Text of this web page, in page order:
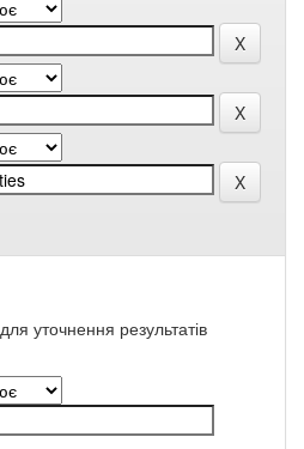
уточнення результатів